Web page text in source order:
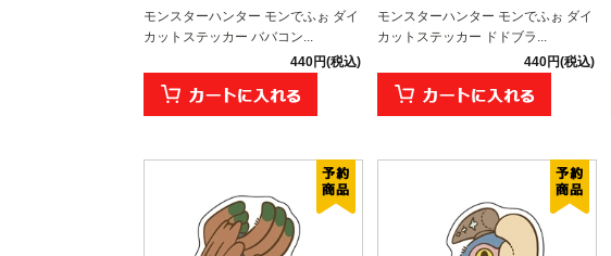
モンスターハンター モンでふぉ ダイ
カットステッカー ババコン...
440円(税込)
モンスターハンター モンでふぉ ダイ
カットステッカー ドドブラ...
440円(税込)